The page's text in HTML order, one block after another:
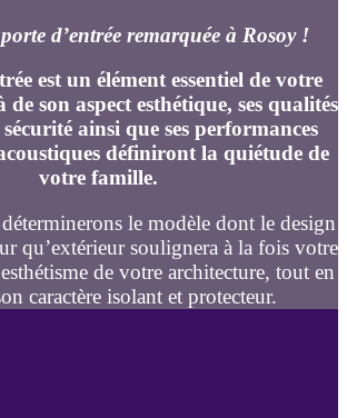
d’entrée remarquée à Rosoy !
est un élément essentiel de votre
son aspect esthétique, ses qualités
ainsi que ses performances
définiront la quiétude de
votre famille.
le modèle dont le design
qu’extérieur soulignera à la fois votre
de votre architecture, tout en
caractère isolant et protecteur.